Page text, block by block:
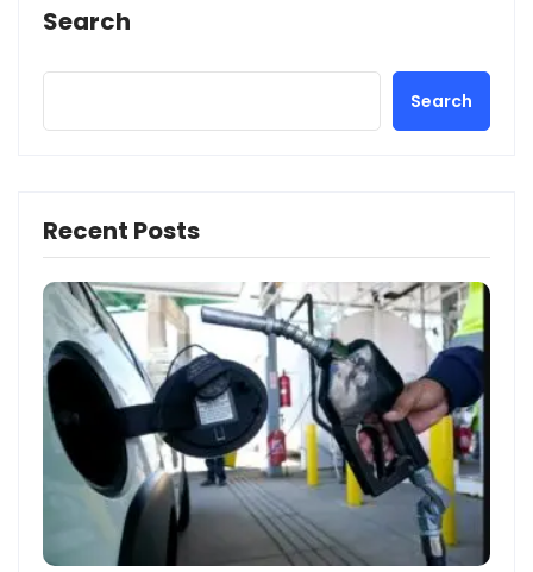
Search
Search
Recent Posts